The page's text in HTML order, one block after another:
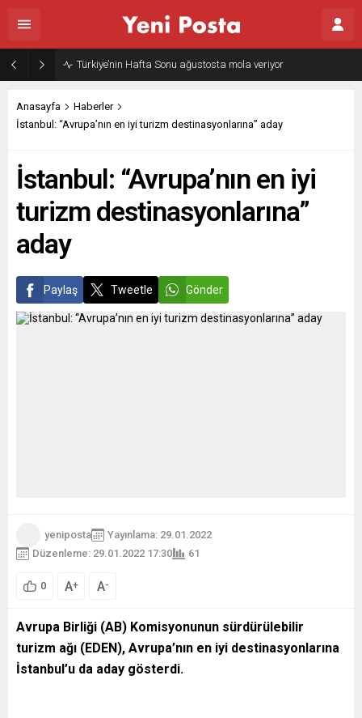
Türkiye’nin Hafta Sonu ağustosta mola veriyor
Anasayfa
Haberler
İstanbul: “Avrupa’nın en iyi turizm destinasyonlarına” aday
İstanbul: “Avrupa’nın en iyi
turizm destinasyonlarına”
aday
Paylaş Tweetle Gönder
yeniposta
Yayınlama: 29.01.2022
Düzenleme: 29.01.2022 17:30
61
0 A+ A-
Avrupa Birliği (AB) Komisyonunun sürdürülebilir
turizm ağı (EDEN), Avrupa’nın en iyi destinasyonlarına
İstanbul’u da aday gösterdi.